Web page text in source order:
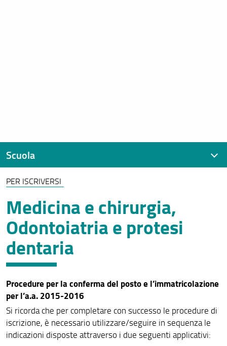
PER ISCRIVERSI
Medicina e chirurgia,
Odontoiatria e protesi
dentaria
Procedure per la conferma del posto e l’immatricolazione
per l’a.a. 2015-2016
Si ricorda che per completare con successo le procedure di
iscrizione, è necessario utilizzare/seguire in sequenza le
indicazioni disposte attraverso i due seguenti applicativi:
Scuola
Presentazione
Contatti
Assicurazione della Qualità
Organizzazione
Regolamenti e linee guida
Prove di ingresso
Per iscriversi
Per laurearsi